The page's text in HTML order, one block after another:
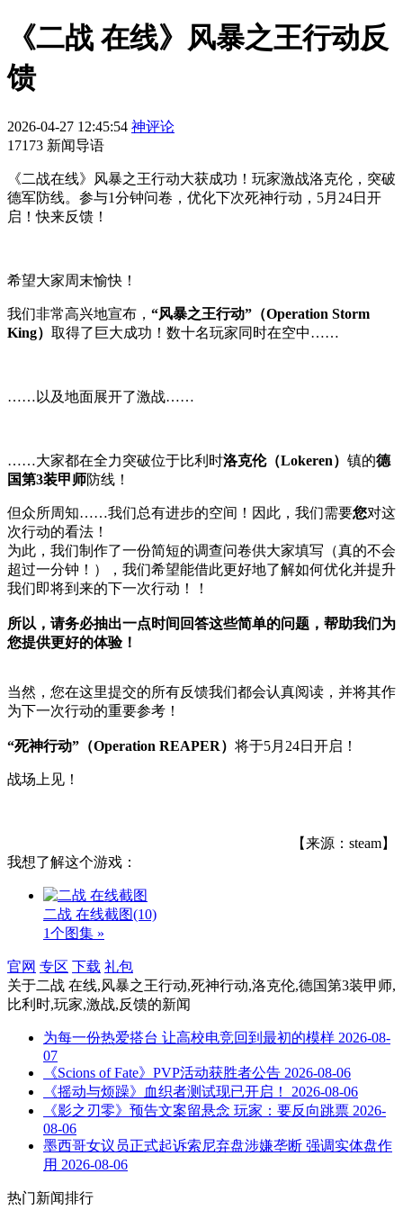
《二战 在线》风暴之王行动反
馈
2026-04-27 12:45:54 神评论
17173 新闻导语
《二战在线》风暴之王行动大获成功！玩家激战洛克伦，突破
德军防线。参与1分钟问卷，优化下次死神行动，5月24日开
启！快来反馈！
希望大家周末愉快！
我们非常高兴地宣布， “风暴之王行动”（Operation Storm
King） 取得了巨大成功！数十名玩家同时在空中……
……以及地面展开了激战……
……大家都在全力突破位于比利时洛克伦（Lokeren） 镇的德
国第3装甲师防线！
但众所周知……我们总有进步的空间！因此，我们需要您对这
次行动的看法！
为此，我们制作了一份简短的调查问卷供大家填写（真的不会
超过一分钟！），我们希望能借此更好地了解如何优化并提升
我们即将到来的下一次行动！！
所以，请务必抽出一点时间回答这些简单的问题，帮助我们为
您提供更好的体验！
当然，您在这里提交的所有反馈我们都会认真阅读，并将其作
为下一次行动的重要参考！
“死神行动”（Operation REAPER） 将于5月24日开启！
战场上见！
【来源：steam】
我想了解这个游戏：
二战 在线截图(10)
1个图集 »
官网 专区 下载 礼包
关于二战 在线,风暴之王行动,死神行动,洛克伦,德国第3装甲师,
比利时,玩家,激战,反馈的新闻
为每一份热爱搭台 让高校电竞回到最初的模样 2026-08-
07
《Scions of Fate》PVP活动获胜者公告 2026-08-06
《摇动与烦躁》血织者测试现已开启！
2026-08-06
《影之刃零》预告文案留悬念 玩家：要反向跳票 2026-
08-06
墨西哥女议员正式起诉索尼弃盘涉嫌垄断 强调实体盘作
用 2026-08-06
热门新闻排行